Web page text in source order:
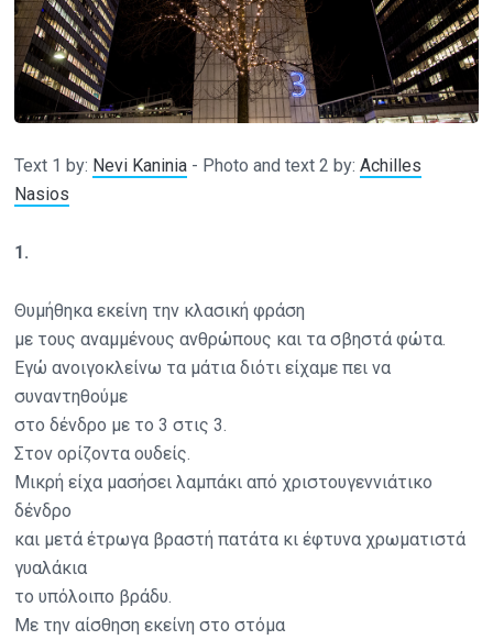
Text 1 by: Nevi Kaninia - Photo and text 2 by:Achilles
Nasios
1.
Θυμήθηκα εκείνη την κλασική φράση
με τους αναμμένους ανθρώπους και τα σβηστά φώτα.
Εγώ ανοιγοκλείνω τα μάτια διότι είχαμε πει να
συναντηθούμε
στο δένδρο με το 3 στις 3.
Στον ορίζοντα ουδείς.
Μικρή είχα μασήσει λαμπάκι από χριστουγεννιάτικο
δένδρο
και μετά έτρωγα βραστή πατάτα κι έφτυνα χρωματιστά
γυαλάκια
το υπόλοιπο βράδυ.
Με την αίσθηση εκείνη στο στόμα